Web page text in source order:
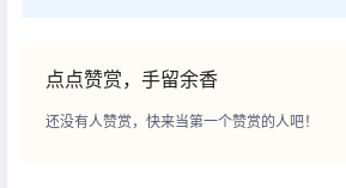
点点赞赏，手留余香
还没有人赞赏，快来当第一个赞赏的人吧！